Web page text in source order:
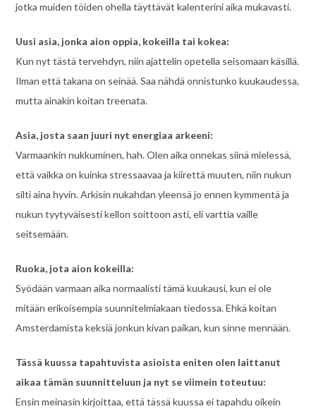
jotka muiden töiden ohella täyttävät kalenterini aika mukavasti.
Uusi asia, jonka aion oppia, kokeilla tai kokea:
Kun nyt tästä tervehdyn, niin ajattelin opetella seisomaan käsillä.
Ilman että takana on seinää. Saa nähdä onnistunko kuukaudessa,
mutta ainakin koitan treenata.
Asia, josta saan juuri nyt energiaa arkeeni:
Varmaankin nukkuminen, hah. Olen aika onnekas siinä mielessä,
että vaikka on kuinka stressaavaa ja kiirettä muuten, niin nukun
silti aina hyvin. Arkisin nukahdan yleensä jo ennen kymmentä ja
nukun tyytyväisesti kellon soittoon asti, eli varttia vaille
seitsemään.
Ruoka, jota aion kokeilla:
Syödään varmaan aika normaalisti tämä kuukausi, kun ei ole
mitään erikoisempia suunnitelmiakaan tiedossa. Ehkä koitan
Amsterdamista keksiä jonkun kivan paikan, kun sinne mennään.
Tässä kuussa tapahtuvista asioista eniten olen laittanut
aikaa tämän suunnitteluun ja nyt se viimein toteutuu:
Ensin meinasin kirjoittaa, että tässä kuussa ei tapahdu oikein